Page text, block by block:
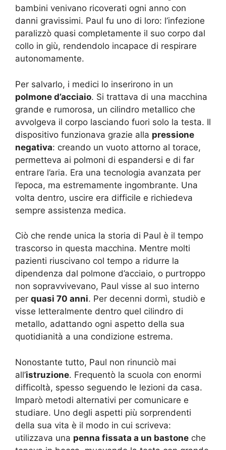
bambini venivano ricoverati ogni anno con
danni gravissimi. Paul fu uno di loro: l’infezione
paralizzò quasi completamente il suo corpo dal
collo in giù, rendendolo incapace di respirare
autonomamente.
Per salvarlo, i medici lo inserirono in un
polmone d’acciaio. Si trattava di una macchina
grande e rumorosa, un cilindro metallico che
avvolgeva il corpo lasciando fuori solo la testa. Il
dispositivo funzionava grazie alla pressione
negativa: creando un vuoto attorno al torace,
permetteva ai polmoni di espandersi e di far
entrare l’aria. Era una tecnologia avanzata per
l’epoca, ma estremamente ingombrante. Una
volta dentro, uscire era difficile e richiedeva
sempre assistenza medica.
Ciò che rende unica la storia di Paul è il tempo
trascorso in questa macchina. Mentre molti
pazienti riuscivano col tempo a ridurre la
dipendenza dal polmone d’acciaio, o purtroppo
non sopravvivevano, Paul visse al suo interno
per quasi 70 anni. Per decenni dormì, studiò e
visse letteralmente dentro quel cilindro di
metallo, adattando ogni aspetto della sua
quotidianità a una condizione estrema.
Nonostante tutto, Paul non rinunciò mai
all’istruzione. Frequentò la scuola con enormi
difficoltà, spesso seguendo le lezioni da casa.
Imparò metodi alternativi per comunicare e
studiare. Uno degli aspetti più sorprendenti
della sua vita è il modo in cui scriveva:
utilizzava una penna fissata a un bastone che